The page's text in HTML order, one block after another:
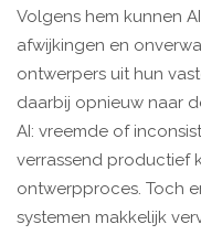
Volgens hem kunnen
afwijkingen en
ontwerpers uit hun
daarbij opnieuw naar
AI: vreemde of
verrassend productief
ontwerpproces. Toch
systemen makkelijk